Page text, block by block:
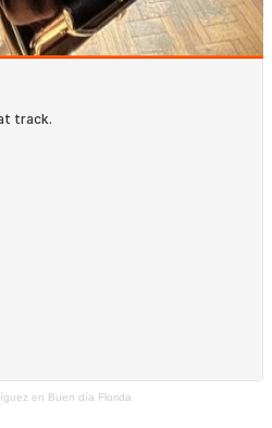
en Buen día Florida